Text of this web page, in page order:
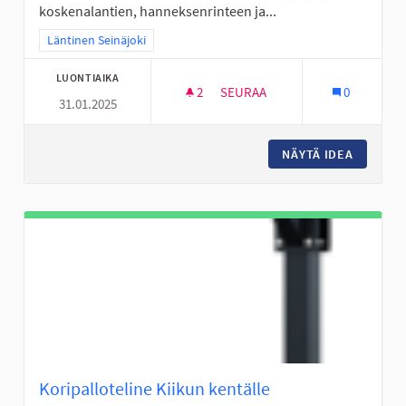
koskenalantien, hanneksenrinteen ja...
Rajaa tulokset teeman mukaan: Läntinen Seinäjoki
Läntinen Seinäjoki
LUONTIAIKA
31.01.2025
2 2 SEURAAJAA
SEURAA 0
NÄYTÄ IDEA
Koripalloteline Kiikun kentälle